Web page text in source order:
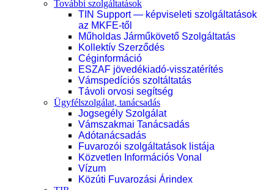
További szolgáltatások
TIN Support — képviseleti szolgáltatások
az MKFE-től
Műholdas Járműkövető Szolgáltatás
Kollektív Szerződés
Céginformáció
ESZAF jövedékiadó-visszatérítés
Vámspedíciós szoltáltatás
Távoli orvosi segítség
Ügyfélszolgálat, tanácsadás
Jogsegély Szolgálat
Vámszakmai Tanácsadás
Adótanácsadás
Fuvarozói szolgáltatások listája
Közvetlen Információs Vonal
Vízum
Közúti Fuvarozási Árindex